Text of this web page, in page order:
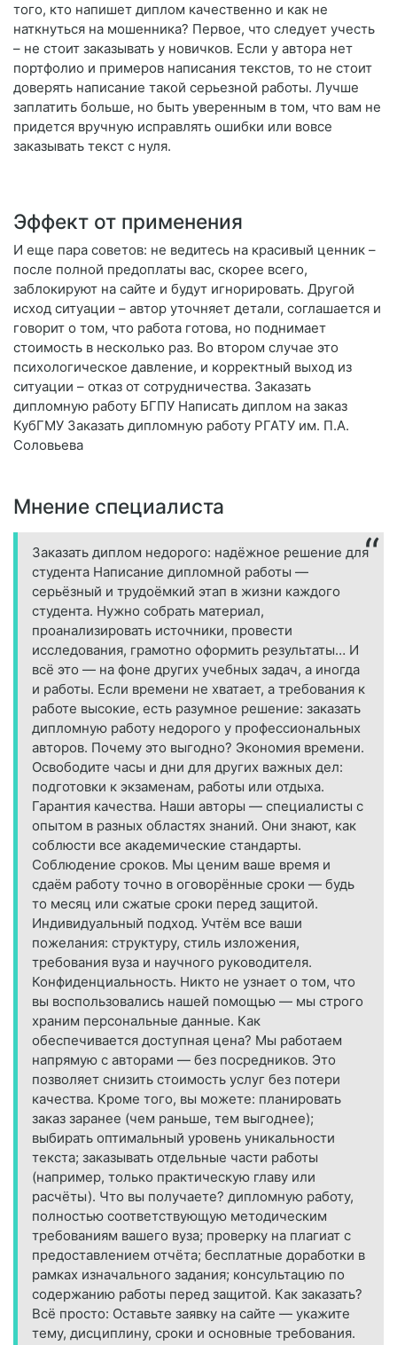
того, кто напишет диплом качественно и как не
наткнуться на мошенника? Первое, что следует учесть
– не стоит заказывать у новичков. Если у автора нет
портфолио и примеров написания текстов, то не стоит
доверять написание такой серьезной работы. Лучше
заплатить больше, но быть уверенным в том, что вам не
придется вручную исправлять ошибки или вовсе
заказывать текст с нуля.
Эффект от применения
И еще пара советов: не ведитесь на красивый ценник –
после полной предоплаты вас, скорее всего,
заблокируют на сайте и будут игнорировать. Другой
исход ситуации – автор уточняет детали, соглашается и
говорит о том, что работа готова, но поднимает
стоимость в несколько раз. Во втором случае это
психологическое давление, и корректный выход из
ситуации – отказ от сотрудничества. Заказать
дипломную работу БГПУ Написать диплом на заказ
КубГМУ Заказать дипломную работу РГАТУ им. П.А.
Соловьева
Мнение специалиста
Заказать диплом недорого: надёжное решение для
студента Написание дипломной работы —
серьёзный и трудоёмкий этап в жизни каждого
студента. Нужно собрать материал,
проанализировать источники, провести
исследования, грамотно оформить результаты… И
всё это — на фоне других учебных задач, а иногда
и работы. Если времени не хватает, а требования к
работе высокие, есть разумное решение: заказать
дипломную работу недорого у профессиональных
авторов. Почему это выгодно? Экономия времени.
Освободите часы и дни для других важных дел:
подготовки к экзаменам, работы или отдыха.
Гарантия качества. Наши авторы — специалисты с
опытом в разных областях знаний. Они знают, как
соблюсти все академические стандарты.
Соблюдение сроков. Мы ценим ваше время и
сдаём работу точно в оговорённые сроки — будь
то месяц или сжатые сроки перед защитой.
Индивидуальный подход. Учтём все ваши
пожелания: структуру, стиль изложения,
требования вуза и научного руководителя.
Конфиденциальность. Никто не узнает о том, что
вы воспользовались нашей помощью — мы строго
храним персональные данные. Как
обеспечивается доступная цена? Мы работаем
напрямую с авторами — без посредников. Это
позволяет снизить стоимость услуг без потери
качества. Кроме того, вы можете: планировать
заказ заранее (чем раньше, тем выгоднее);
выбирать оптимальный уровень уникальности
текста; заказывать отдельные части работы
(например, только практическую главу или
расчёты). Что вы получаете? дипломную работу,
полностью соответствующую методическим
требованиям вашего вуза; проверку на плагиат с
предоставлением отчёта; бесплатные доработки в
рамках изначального задания; консультацию по
содержанию работы перед защитой. Как заказать?
Всё просто: Оставьте заявку на сайте — укажите
тему, дисциплину, сроки и основные требования.